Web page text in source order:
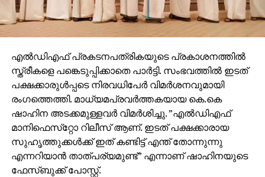
എല്‍ഡിഎഫ് പ്രകടനപത്രികയുടെ പ്രകാശനത്തില്‍
സ്ത്രീകളെ പങ്കെടുപ്പിക്കാതെ പാര്‍ട്ടി. സംഭവത്തില്‍ ഇടത്
പക്ഷക്കാരുള്‍പ്പടെ നിരവധിപേര്‍ വിമര്‍ശനവുമായി
രംഗത്തെത്തി. മാധ്യമപ്രവര്‍ത്തകയായ കെ.കെ
ഷാഹിന അടക്കമുള്ളവര്‍ വിമര്‍ശിച്ചു. ”എല്‍ഡിഎഫ്
മാനിഫെസ്‌റ്റോ റിലീസ് ആണ്. ഇടത് പക്ഷക്കാരായ
സുഹൃത്തുക്കള്‍ക്ക് ഇത് കണ്ടിട്ട് എന്ത് തോന്നുന്നു
എന്നറിയാന്‍ താത്പര്യമുണ്ട്” എന്നാണ് ഷാഹിനയുടെ
ഫേസ്ബുക്ക് പോസ്റ്റ്.